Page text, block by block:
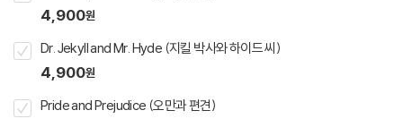
4,900원
Dr. Jekyll and Mr. Hyde (지킬 박사와 하이드 씨)
4,900원
Pride and Prejudice (오만과 편견)